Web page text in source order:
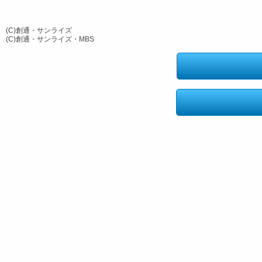
(C)創通・サンライズ
(C)創通・サンライズ・MBS